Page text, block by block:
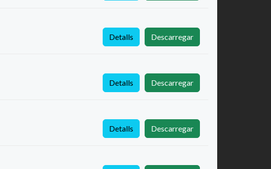
Descarregar
Detalls
Descarregar
Detalls
Descarregar
Detalls